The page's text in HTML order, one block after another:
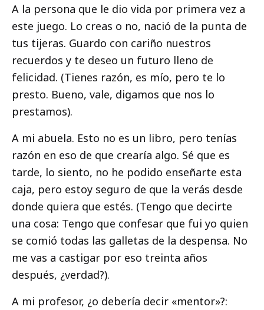
A la persona que le dio vida por primera vez a
este juego. Lo creas o no, nació de la punta de
tus tijeras. Guardo con cariño nuestros
recuerdos y te deseo un futuro lleno de
felicidad. (Tienes razón, es mío, pero te lo
presto. Bueno, vale, digamos que nos lo
prestamos).
A mi abuela. Esto no es un libro, pero tenías
razón en eso de que crearía algo. Sé que es
tarde, lo siento, no he podido enseñarte esta
caja, pero estoy seguro de que la verás desde
donde quiera que estés. (Tengo que decirte
una cosa: Tengo que confesar que fui yo quien
se comió todas las galletas de la despensa. No
me vas a castigar por eso treinta años
después, ¿verdad?).
A mi profesor, ¿o debería decir «mentor»?: